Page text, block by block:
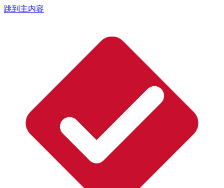
跳到主内容